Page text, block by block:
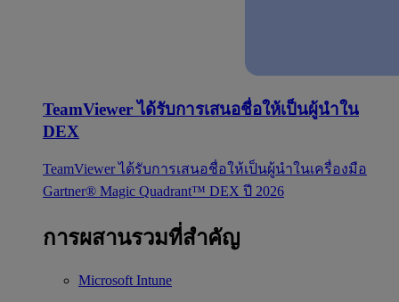
TeamViewer ได้รับการเสนอชื่อให้เป็นผู้นำใน
DEX
TeamViewer ได้รับการเสนอชื่อให้เป็นผู้นำในเครื่องมือ
Gartner® Magic Quadrant™ DEX ปี 2026
การผสานรวมที่สำคัญ
Microsoft Intune